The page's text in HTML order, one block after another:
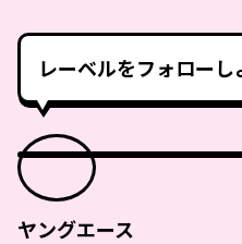
レーベルをフォローし
ヤングエース